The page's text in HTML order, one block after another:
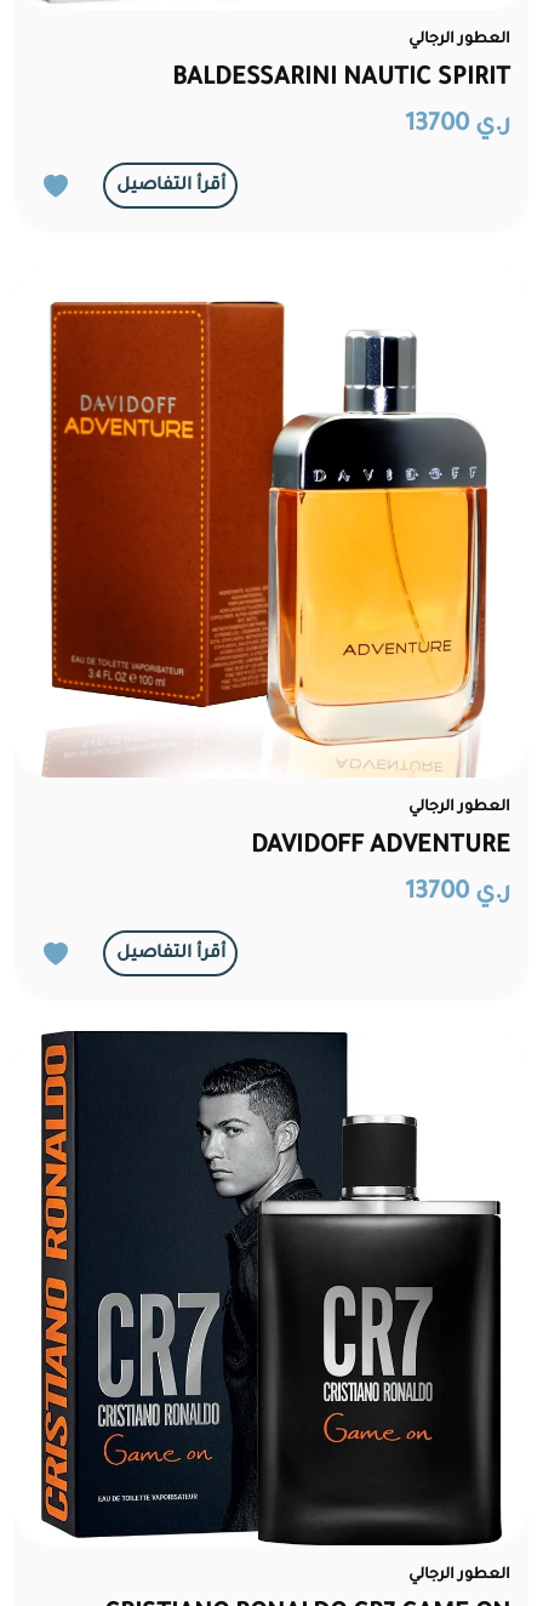
العطور الرجالي
BALDESSARINI NAUTIC SPIRIT
ر.ي 13700
أقرأ التفاصيل
العطور الرجالي
DAVIDOFF ADVENTURE
ر.ي 13700
أقرأ التفاصيل
العطور الرجالي